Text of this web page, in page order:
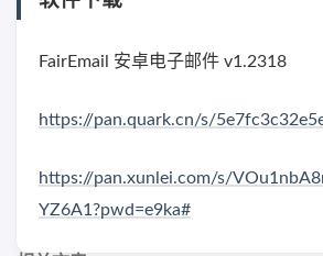
FairEmail 安卓电子邮件 v1.2318
https://pan.quark.cn/s/
https://pan.xunlei.com/s/
YZ6A1?pwd=e9ka#